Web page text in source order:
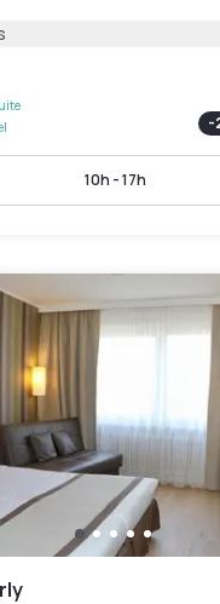
-
10h - 17h